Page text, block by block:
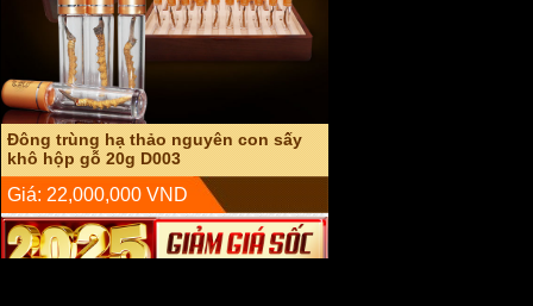
An cung ngưu hoàng hoàn hàn quốc
hộp đỏ (Vũ hoàng thanh tâm) A004